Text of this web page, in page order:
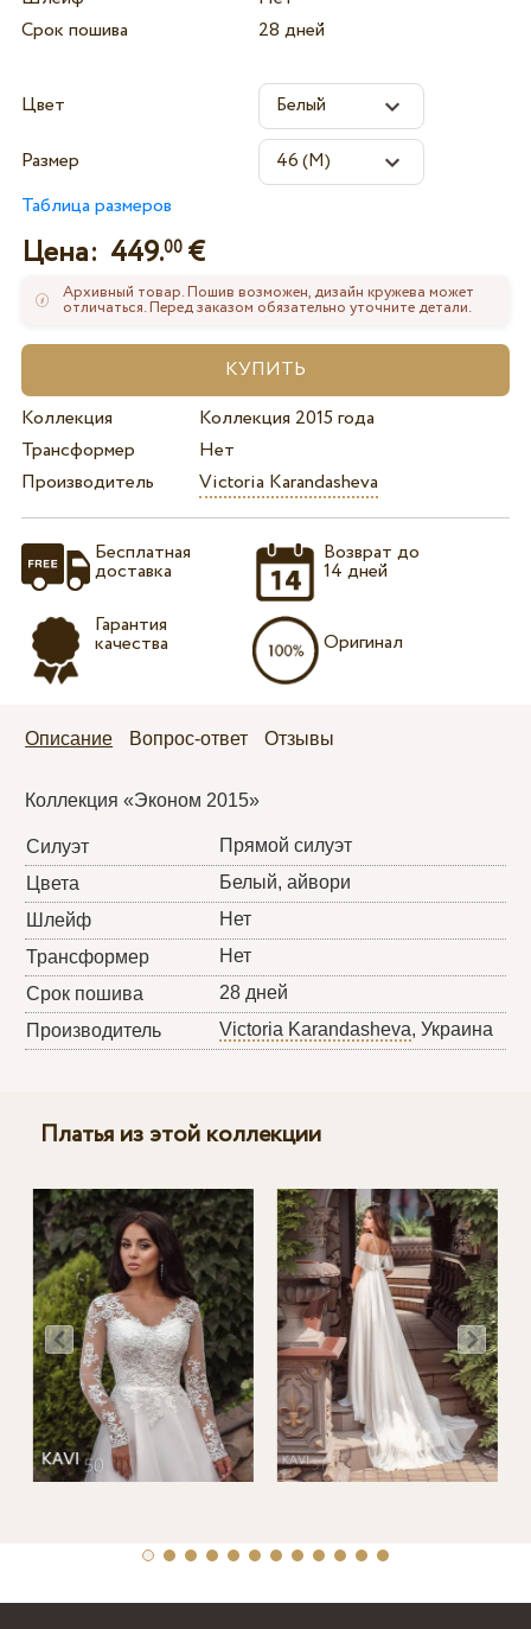
Срок пошива
28 дней
Цвет
Размер
Таблица размеров
Цена: 449.00€
Архивный товар. Пошив возможен, дизайн кружева может
отличаться. Перед заказом обязательно уточните детали.
Коллекция
Коллекция 2015 года
Трансформер
Нет
Производитель
Victoria Karandasheva
Бесплатная
доставка
Гарантия
качества
Возврат до
14 дней
Оригинал
Описание Вопрос-ответ Отзывы
Коллекция «Эконом 2015»
Силуэт
Прямой силуэт
Цвета
Белый, айвори
Шлейф
Нет
Трансформер
Нет
Срок пошива
28 дней
Производитель
Victoria Karandasheva, Украина
Платья из этой коллекции